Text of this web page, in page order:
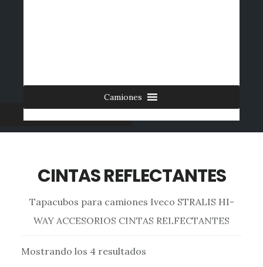
Camiones
CINTAS REFLECTANTES
Tapacubos para camiones Iveco STRALIS HI-
WAY ACCESORIOS CINTAS RELFECTANTES
Mostrando los 4 resultados